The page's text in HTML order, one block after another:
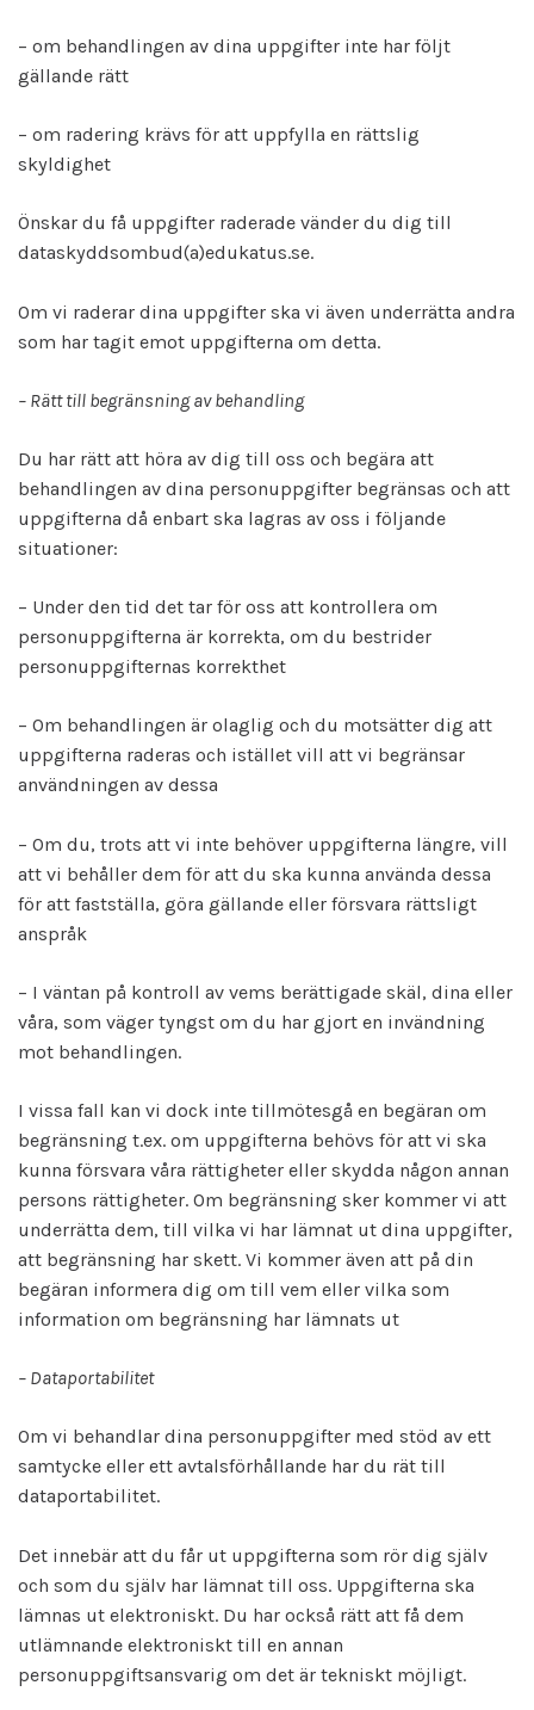
– om behandlingen av dina uppgifter inte har följt
gällande rätt
– om radering krävs för att uppfylla en rättslig
skyldighet
Önskar du få uppgifter raderade vänder du dig till
dataskyddsombud(a)edukatus.se.
Om vi raderar dina uppgifter ska vi även underrätta andra
som har tagit emot uppgifterna om detta.
– Rätt till begränsning av behandling
Du har rätt att höra av dig till oss och begära att
behandlingen av dina personuppgifter begränsas och att
uppgifterna då enbart ska lagras av oss i följande
situationer:
– Under den tid det tar för oss att kontrollera om
personuppgifterna är korrekta, om du bestrider
personuppgifternas korrekthet
– Om behandlingen är olaglig och du motsätter dig att
uppgifterna raderas och istället vill att vi begränsar
användningen av dessa
– Om du, trots att vi inte behöver uppgifterna längre, vill
att vi behåller dem för att du ska kunna använda dessa
för att fastställa, göra gällande eller försvara rättsligt
anspråk
– I väntan på kontroll av vems berättigade skäl, dina eller
våra, som väger tyngst om du har gjort en invändning
mot behandlingen.
I vissa fall kan vi dock inte tillmötesgå en begäran om
begränsning t.ex. om uppgifterna behövs för att vi ska
kunna försvara våra rättigheter eller skydda någon annan
persons rättigheter. Om begränsning sker kommer vi att
underrätta dem, till vilka vi har lämnat ut dina uppgifter,
att begränsning har skett. Vi kommer även att på din
begäran informera dig om till vem eller vilka som
information om begränsning har lämnats ut
– Dataportabilitet
Om vi behandlar dina personuppgifter med stöd av ett
samtycke eller ett avtalsförhållande har du rät till
dataportabilitet.
Det innebär att du får ut uppgifterna som rör dig själv
och som du själv har lämnat till oss. Uppgifterna ska
lämnas ut elektroniskt. Du har också rätt att få dem
utlämnande elektroniskt till en annan
personuppgiftsansvarig om det är tekniskt möjligt.